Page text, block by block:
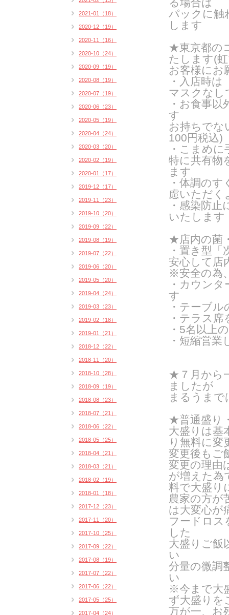
パックに触
します
★東京都の
たします(
お客様にお
・入店時
マスクなし
・お食事
す
お持ちでな
100円税込)
・こまめ
特に共有物
ます
・体調の
慮いただく
・感染防
いたします
★店内の菌
・置き型
安心して店
※安全の為
・カウン
す
・テーブ
・テラス
・5名以上
・短縮営業
★７月から
ましたが
まるうま
★普通盛り
大盛りは基
り無料に変
変更後もご
変更の理由
が増えた為
料で大盛り
農家の方が
は大変心が
フードロス
した
大盛りご飯
い
分量の微調
い
※今まで大
ず大盛りを
万が一、お
2021-01（18）
2020-12（19）
2020-11（16）
2020-10（24）
2020-09（19）
2020-08（19）
2020-07（19）
2020-06（23）
2020-05（19）
2020-04（24）
2020-03（20）
2020-02（19）
2020-01（17）
2019-12（17）
2019-11（23）
2019-10（20）
2019-09（22）
2019-08（19）
2019-07（22）
2019-06（20）
2019-05（20）
2019-04（24）
2019-03（23）
2019-02（18）
2019-01（21）
2018-12（22）
2018-11（20）
2018-10（28）
2018-09（19）
2018-08（23）
2018-07（21）
2018-06（22）
2018-05（25）
2018-04（21）
2018-03（21）
2018-02（19）
2018-01（18）
2017-12（23）
2017-11（20）
2017-10（25）
2017-09（22）
2017-08（19）
2017-07（22）
2017-06（22）
2017-05（25）
2017-04（24）